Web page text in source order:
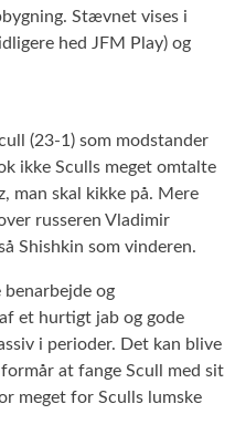
Stævnet vises i
hed JFM Play) og
(23-1) som modstander
ikke Sculls meget omtalte
man skal kikke på. Mere
russeren Vladimir
Shishkin som vinderen.
og
et hurtigt jab og gode
i perioder. Det kan blive
at fange Scull med sit
meget for Sculls lumske